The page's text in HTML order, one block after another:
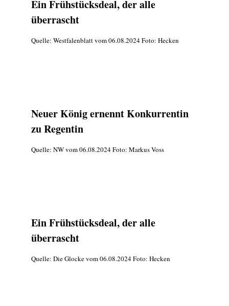
Ein Frühstücksdeal, der alle
überrascht
Quelle: Westfalenblatt vom 06.08.2024 Foto: Hecken
Neuer König ernennt Konkurrentin
zu Regentin
Quelle: NW vom 06.08.2024 Foto: Markus Voss
Ein Frühstücksdeal, der alle
überrascht
Quelle: Die Glocke vom 06.08.2024 Foto: Hecken